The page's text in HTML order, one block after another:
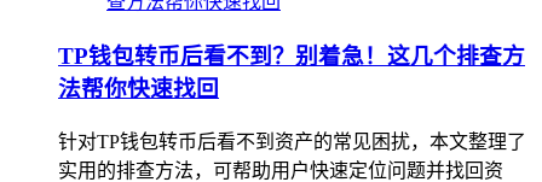
TP钱包转币后看不到？别着急！这几个排查方
法帮你快速找回
针对TP钱包转币后看不到资产的常见困扰，本文整理了
实用的排查方法，可帮助用户快速定位问题并找回资